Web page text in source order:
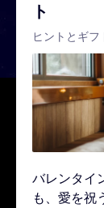
ト
ヒントとギフ
バレンタイ
も、愛を祝